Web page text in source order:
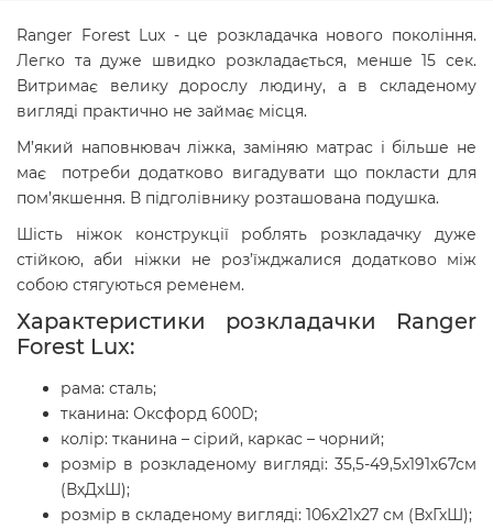
Ranger Forest Lux - це розкладачка нового покоління.
Легко та дуже швидко розкладається, менше 15 сек.
Витримає велику дорослу людину, а в складеному
вигляді практично не займає місця.
М’який наповнювач ліжка, заміняю матрас і більше не
має потреби додатково вигадувати що покласти для
пом’якшення. В підголівнику розташована подушка.
Шість ніжок конструкції роблять розкладачку дуже
стійкою, аби ніжки не роз’їжджалися додатково між
собою стягуються ременем.
Характеристики розкладачки Ranger
Forest Lux:
рама: сталь;
тканина: Оксфорд 600D;
колір: тканина – сірий, каркас – чорний;
розмір в розкладеному вигляді: 35,5-49,5х191х67см
(ВхДхШ);
розмір в складеному вигляді: 106х21х27 см (ВхГхШ);